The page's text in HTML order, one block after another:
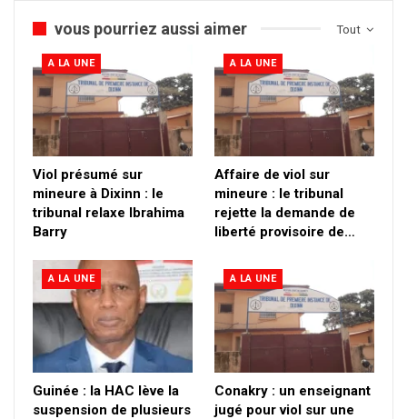
Tout
vous pourriez aussi aimer
A LA UNE
Viol présumé sur
mineure à Dixinn : le
tribunal relaxe Ibrahima
Barry
A LA UNE
Affaire de viol sur
mineure : le tribunal
rejette la demande de
liberté provisoire de…
A LA UNE
Guinée : la HAC lève la
suspension de plusieurs
A LA UNE
Conakry : un enseignant
jugé pour viol sur une